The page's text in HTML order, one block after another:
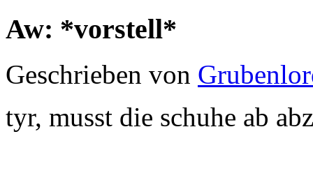
Aw: *vorstell*
Geschrieben von
tyr, musst die schuhe ab